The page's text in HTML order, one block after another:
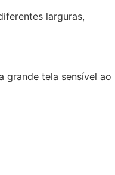
larguras,
grande tela sensível ao